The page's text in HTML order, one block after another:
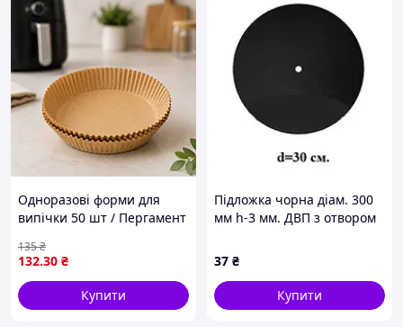
Одноразові форми для
випічки 50 шт / Пергамент
Паперові вкладиші для
аерофритюрниці
132.30 ₴
135₴
Купити
Підложка чорна діам. 300
мм h-3 мм. ДВП з отвором
37 ₴
Купити